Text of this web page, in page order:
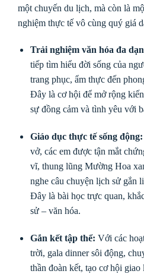
một chuyến du lịch, mà còn là
nghiệm thực tế vô cùng quý giá
Trải nghiệm văn hóa đa
tiếp tìm hiểu đời sống của
trang phục, ẩm thực đến
Đây là cơ hội để mở rộng
sự đồng cảm và tình yêu với
Giáo dục thực tế sống động:
vở, các em được tận mắt
vĩ, thung lũng Mường Hoa
nghe câu chuyện lịch sử gắn
Đây là bài học trực quan,
sử – văn hóa.
Gắn kết tập thể: Với các
trời, gala dinner sôi động,
thần đoàn kết, tạo cơ hội